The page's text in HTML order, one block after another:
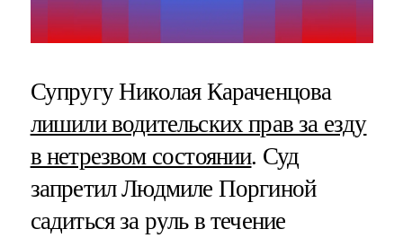
Супругу Николая Караченцова
лишили водительских прав за езду
в нетрезвом состоянии. Суд
запретил Людмиле Поргиной
садиться за руль в течение